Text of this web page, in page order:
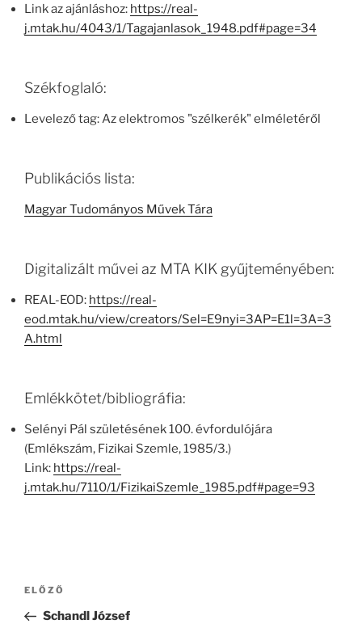
Link az ajánláshoz: https://real-
j.mtak.hu/4043/1/Tagajanlasok_1948.pdf#page=34
Székfoglaló:
Levelező tag: Az elektromos "szélkerék" elméletéről
Publikációs lista:
Magyar Tudományos Művek Tára
Digitalizált művei az MTA KIK gyűjteményében:
REAL-EOD: https://real-
eod.mtak.hu/view/creators/Sel=E9nyi=3AP=E1l=3A=3
A.html
Emlékkötet/bibliográfia:
Selényi Pál születésének 100. évfordulójára
(Emlékszám, Fizikai Szemle, 1985/3.)
Link: https://real-
j.mtak.hu/7110/1/FizikaiSzemle_1985.pdf#page=93
Bejegyzés
Korábbi
bejegyzés
ELŐZŐ
Schandl József